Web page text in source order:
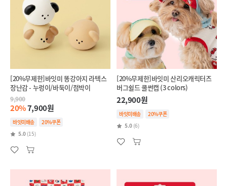
[20%무제한]바잇미 똥강아지 라텍스
장난감 - 누렁이/바둑이/점박이
9,900
20%7,900원
바잇미배송
20%쿠폰
5.0 (15)
[20%무제한]바잇미 산리오캐릭터즈
버그쉴드 쿨썬캡 (3 colors)
22,900원
바잇미배송
20%쿠폰
5.0 (6)